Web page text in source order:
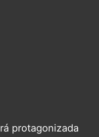
protagonizada